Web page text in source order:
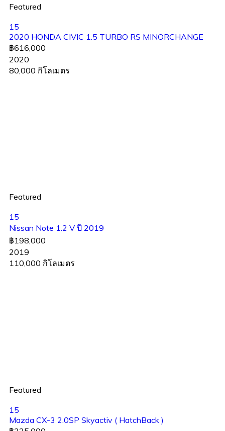
Featured
15
2020 HONDA CIVIC 1.5 TURBO RS MINORCHANGE
฿616,000
2020
80,000 กิโลเมตร
Featured
15
Nissan Note 1.2 V ปี 2019
฿198,000
2019
110,000 กิโลเมตร
Featured
15
Mazda CX-3 2.0SP Skyactiv ( HatchBack )